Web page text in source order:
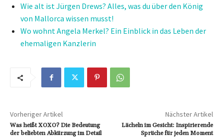
Wie alt ist Jürgen Drews? Alles, was du über den König
von Mallorca wissen musst!
Wo wohnt Angela Merkel? Ein Einblick in das Leben der
ehemaligen Kanzlerin
Vorheriger Artikel
Was heißt XOXO? Die Bedeutung
der beliebten Abkürzung im Detail
Nächster Artikel
Lächeln im Gesicht: Inspirierende
Sprüche für jeden Moment